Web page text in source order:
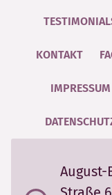
KONTAKT
IMPRESSUM
August-